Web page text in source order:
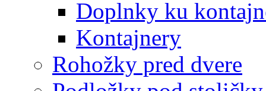
Doplnky ku
Kontajnery
Rohožky pred dvere